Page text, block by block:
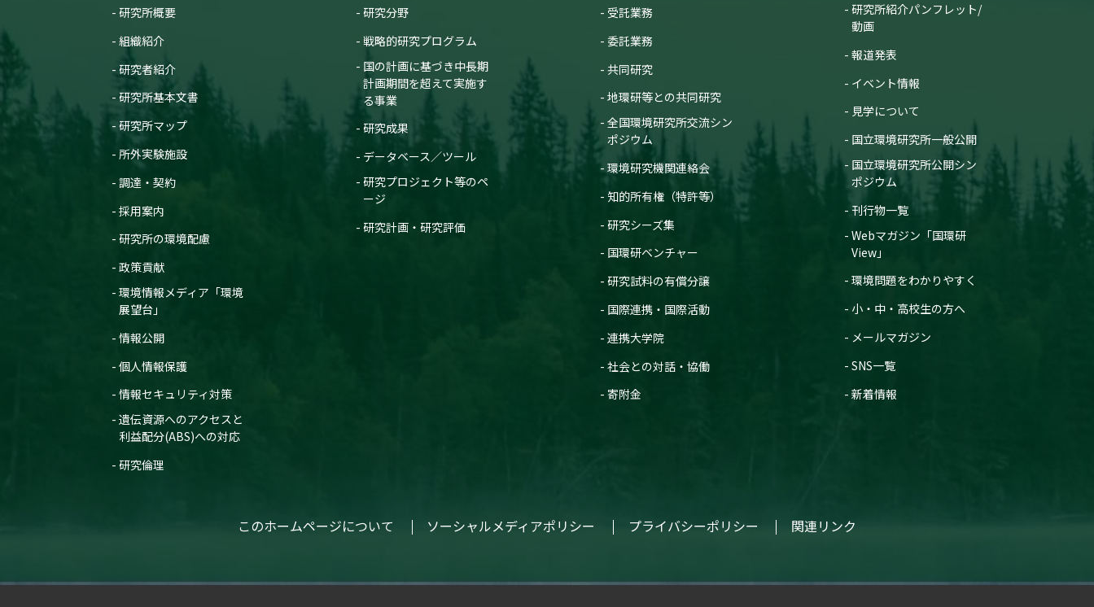
研究所概要
組織紹介
研究者紹介
研究所基本文書
研究所マップ
所外実験施設
調達・契約
採用案内
研究所の環境配慮
政策貢献
環境情報メディア「環境
展望台」
情報公開
個人情報保護
情報セキュリティ対策
遺伝資源へのアクセスと
利益配分(ABS)への対応
研究倫理
研究分野
戦略的研究プログラム
国の計画に基づき中長期
計画期間を超えて実施す
る事業
研究成果
データベース／ツール
研究プロジェクト等のペ
ージ
研究計画・研究評価
受託業務
委託業務
共同研究
地環研等との共同研究
全国環境研究所交流シン
ポジウム
環境研究機関連絡会
知的所有権（特許等）
研究シーズ集
国環研ベンチャー
研究試料の有償分譲
国際連携・国際活動
連携大学院
社会との対話・協働
寄附金
研究所紹介パンフレット/
動画
報道発表
イベント情報
見学について
国立環境研究所一般公開
国立環境研究所公開シン
ポジウム
刊行物一覧
Webマガジン「国環研
View」
環境問題をわかりやすく
小・中・高校生の方へ
メールマガジン
SNS一覧
新着情報
このホームページについて ソーシャルメディアポリシー プライバシーポリシー 関連リンク